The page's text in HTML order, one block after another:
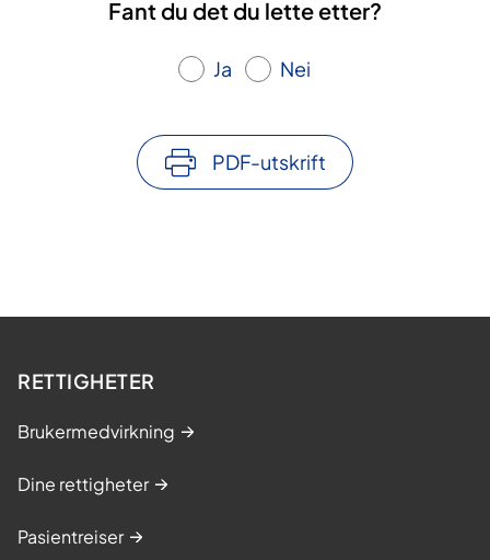
Fant du det du lette etter?
Ja Nei
PDF-utskrift
RETTIGHETER
Brukermedvirkning
Dine rettigheter
Pasientreiser